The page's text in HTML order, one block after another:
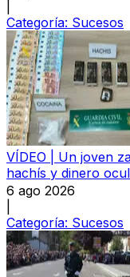
Categoría: Sucesos
VÍDEO | Un joven
hachís y dinero
6 ago 2026
Categoría: Sucesos